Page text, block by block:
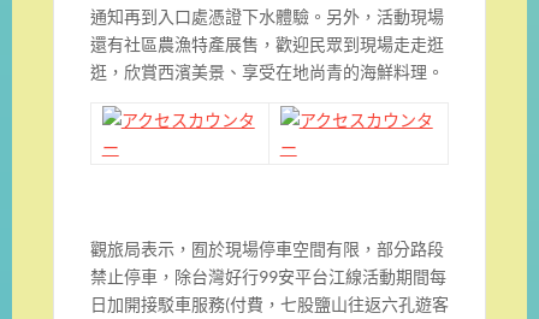
通知再到入口處憑證下水體驗。另外，活動現場
還有社區農漁特產展售，歡迎民眾到現場走走逛
逛，欣賞西濱美景、享受在地尚青的海鮮料理。
觀旅局表示，囿於現場停車空間有限，部分路段
禁止停車，除台灣好行99安平台江線活動期間每
日加開接駁車服務(付費，七股鹽山往返六孔遊客